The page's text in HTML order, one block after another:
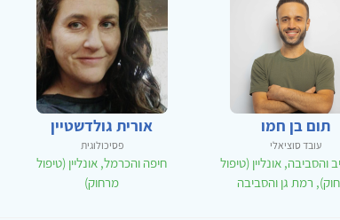
תום בן חמו
עובד סוציאלי
והסביבה, אונליין (טיפול
רמת גן והסביבה
אורית גולדשטיין
פסיכולוגית
חיפה והכרמל, אונליין (טיפול
מרחוק)